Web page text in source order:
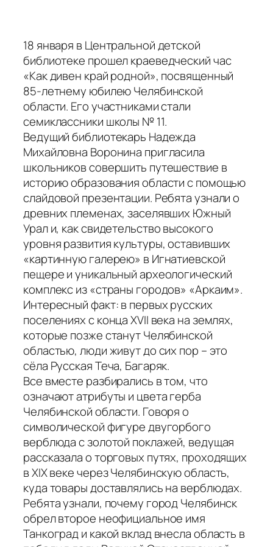
18 января в Центральной детской
библиотеке прошел краеведческий час
«Как дивен край родной», посвященный
85-летнему юбилею Челябинской
области. Его участниками стали
семиклассники школы № 11.
Ведущий библиотекарь Надежда
Михайловна Воронина пригласила
школьников совершить путешествие в
историю образования области с помощью
слайдовой презентации. Ребята узнали о
древних племенах, заселявших Южный
Урал и, как свидетельство высокого
уровня развития культуры, оставивших
«картинную галерею» в Игнатиевской
пещере и уникальный археологический
комплекс из «страны городов» «Аркаим».
Интересный факт: в первых русских
поселениях с конца XVII века на землях,
которые позже станут Челябинской
областью, люди живут до сих пор – это
сёла Русская Теча, Багаряк.
Все вместе разбирались в том, что
означают атрибуты и цвета герба
Челябинской области. Говоря о
символической фигуре двугорбого
верблюда с золотой поклажей, ведущая
рассказала о торговых путях, проходящих
в XIX веке через Челябинскую область,
куда товары доставлялись на верблюдах.
Ребята узнали, почему город Челябинск
обрел второе неофициальное имя
Танкоград и какой вклад внесла область в